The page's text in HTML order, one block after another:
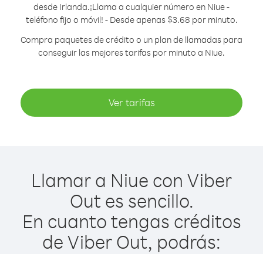
desde Irlanda.¡Llama a cualquier número en Niue -
teléfono fijo o móvil! - Desde apenas $3.68 por minuto.
Compra paquetes de crédito o un plan de llamadas para
conseguir las mejores tarifas por minuto a Niue.
Ver tarifas
Llamar a Niue con Viber
Out es sencillo.
En cuanto tengas créditos
de Viber Out, podrás: